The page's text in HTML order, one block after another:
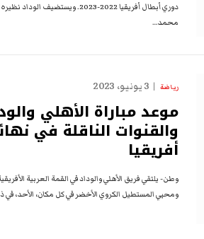
دوري أبطال أفريقيا 2022-2023.
محمد…
رياضة 3 يونيو، 2023
والقنوات الناقلة في
أفريقيا
وطن- يلتقي فريق الأهلي والوداد في القمة العربية
ومحبي المستطيل الكروي الأخضر في كل مكان، الأحد، في